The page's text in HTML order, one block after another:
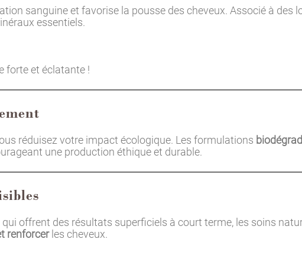
sanguine et favorise la pousse des cheveux. Associé à des
essentiels.
forte et éclatante !
réduisez votre impact écologique. Les formulations
une production éthique et durable.
offrent des résultats superficiels à court terme, les soins
renforcerles cheveux.